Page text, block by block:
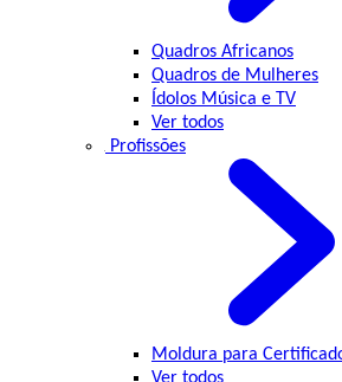
Quadros Africanos
Quadros de Mulheres
Ídolos Música e TV
Ver todos
Profissões
Moldura para